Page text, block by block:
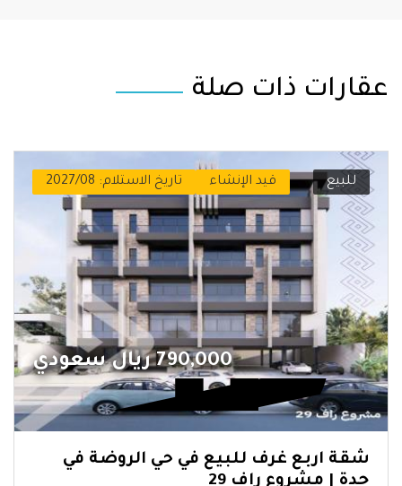
عقارات ذات صلة
للبيع قيد الإنشاء تاريخ الاستلام: 2027/08
790,000 ريال سعودي
شقة اربع غرف للبيع في حي الروضة في
جدة | مشروع راف 29